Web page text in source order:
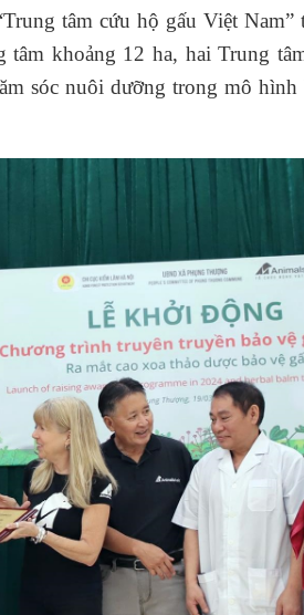
tâm cứu hộ gấu Việt Nam”
khoảng 12 ha, hai Trung
sóc nuôi dưỡng trong mô